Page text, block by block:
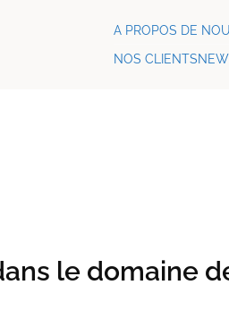
A PROPOS DE
NOS CLIENTS
le domaine